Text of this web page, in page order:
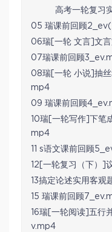
高考一轮复习
05 瑞课前回顾
06瑞[一轮 文言]文
07瑞课前回顾
08瑞[一轮 小说]抽丝
mp4
09 瑞课前回顾
10瑞[一轮写作]下笔
mp4
11 s语文课前回顾
12[一轮复习（下）]
13搞定论述实用客观
15 瑞课前回顾
16瑞[一轮阅读]五行
v.mp4